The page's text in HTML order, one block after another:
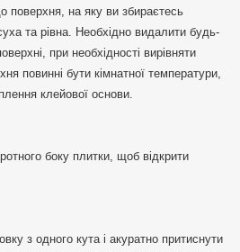
поверхня, на яку ви збираєтесь
та рівна. Необхідно видалити будь-
при необхідності вирівняти
повинні бути кімнатної температури,
клейової основи.
боку плитки, щоб відкрити
з одного кута і акуратно притиснути